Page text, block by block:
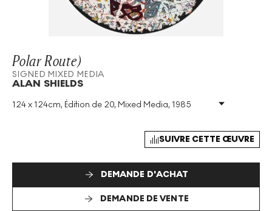
Polar Route)
SIGNED MIXED MEDIA
ALAN SHIELDS
124 x 124cm, Édition de 20, Mixed Media, 1985
Technique: Mixed Media
Signé: Oui
Signed Mixed Media
SUIVRE CETTE ŒUVRE
DEMANDE D'ACHAT
DEMANDE DE VENTE